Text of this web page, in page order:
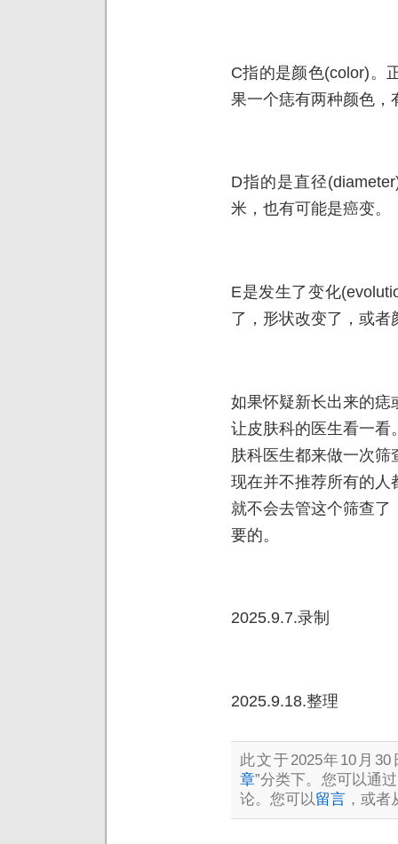
C指的是颜色(color)。
果一个痣有两种颜色，
D指的是直径
米，也有可能是癌变。
E是发生了变化
了，形状改变了，或
如果怀疑新长出来的痣
让皮肤科的医生看一看
肤科医生都来做一次
现在并不推荐所有的人
就不会去管这个筛查
要的。
2025.9.7.录制
2025.9.18.整理
此文于2025年10月
章”分类下。您可以通过
论。您可以留言 ，或